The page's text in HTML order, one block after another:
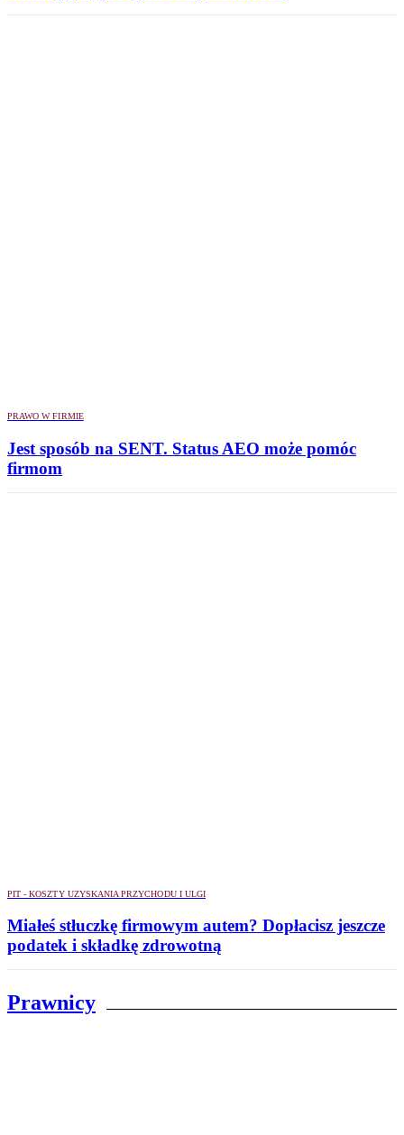
PRAWO W FIRMIE
Jest sposób na SENT. Status AEO może pomóc
firmom
PIT - KOSZTY UZYSKANIA PRZYCHODU I ULGI
Miałeś stłuczkę firmowym autem? Dopłacisz jeszcze
podatek i składkę zdrowotną
Prawnicy